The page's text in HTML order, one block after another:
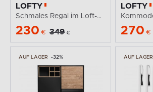
LOFTY
Schmales Regal im Loft-Stil
230 € 349 €
LOFTY
270 €
AUF LAGER -32% AUF LAGER